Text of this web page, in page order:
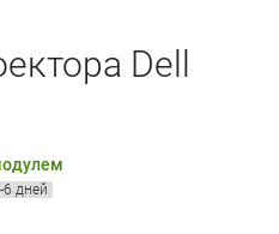
Dell
6 дней